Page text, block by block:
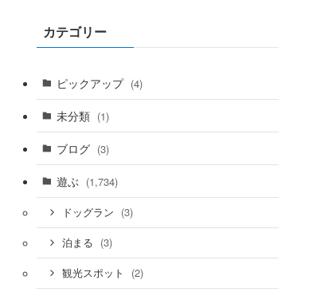
カテゴリー
ピックアップ (4)
未分類 (1)
ブログ (3)
遊ぶ (1,734)
ドッグラン (3)
泊まる (3)
観光スポット (2)